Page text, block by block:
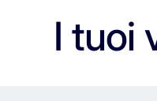
I tuoi